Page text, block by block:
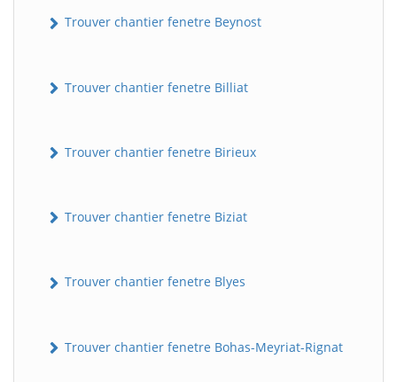
Trouver chantier fenetre Beynost
Trouver chantier fenetre Billiat
Trouver chantier fenetre Birieux
Trouver chantier fenetre Biziat
Trouver chantier fenetre Blyes
Trouver chantier fenetre Bohas-Meyriat-Rignat